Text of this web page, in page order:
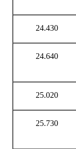
24.430
24.640
25.020
25.730